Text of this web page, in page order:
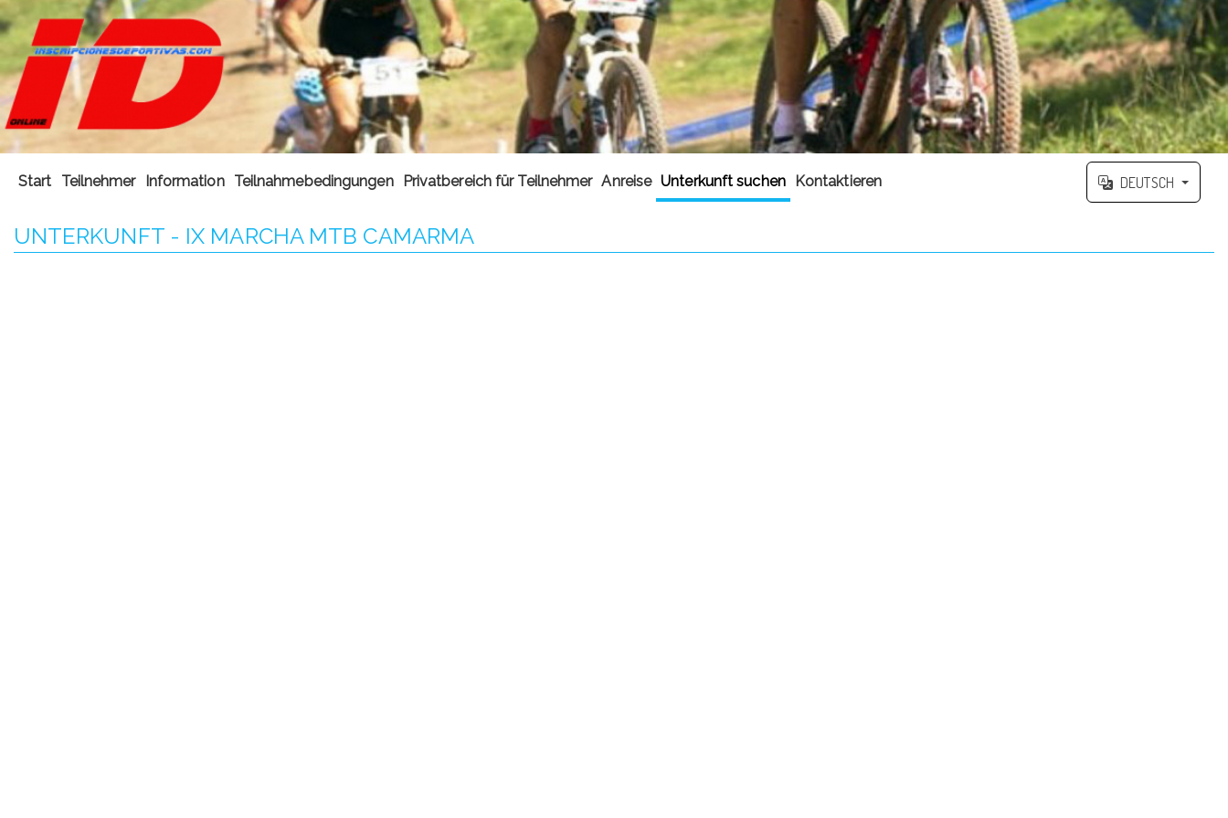
Start Teilnehmer Information Teilnahmebedingungen Privatbereich für Teilnehmer Anreise Unterkunft suchen Kontaktieren DEUTSCH
UNTERKUNFT - IX MARCHA MTB CAMARMA